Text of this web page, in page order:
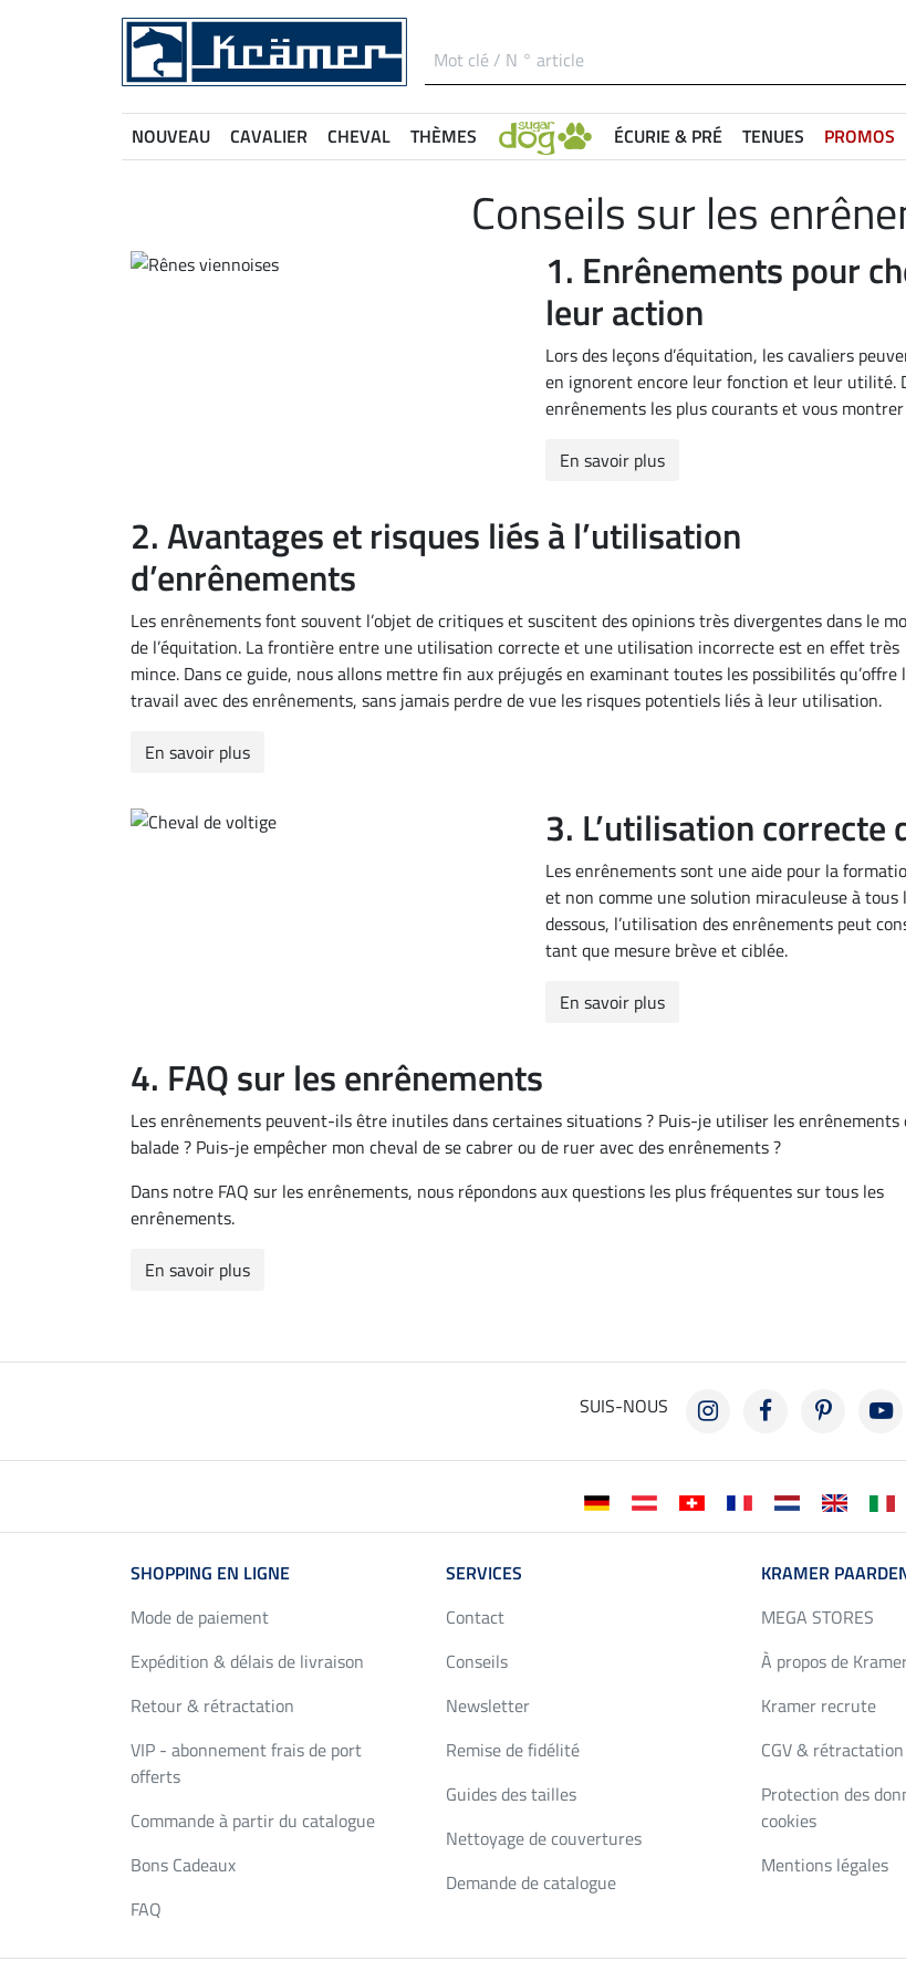
NOUVEAU CAVALIER CHEVAL THÈMES ÉCURIE & PRÉ TENUES PROMOS
Conseils sur les
1. Enrênements pour
leur action
Lors des leçons d’équitation, les cavaliers
en ignorent encore leur fonction et leur utilité.
enrênements les plus courants et vous
En savoir plus
2. Avantages et risques liés à l’utilisation
d’enrênements
Les enrênements font souvent l’objet de critiques et suscitent des opinions très divergentes dans le
de l’équitation. La frontière entre une utilisation correcte et une utilisation incorrecte est en effet très
mince. Dans ce guide, nous allons mettre fin aux préjugés en examinant toutes les possibilités qu’offre
travail avec des enrênements, sans jamais perdre de vue les risques potentiels liés à leur utilisation.
En savoir plus
3. L’utilisation correcte
Les enrênements sont une aide pour la
et non comme une solution miraculeuse à tous
dessous, l’utilisation des enrênements peut
tant que mesure brève et ciblée.
En savoir plus
4. FAQ sur les enrênements
Les enrênements peuvent-ils être inutiles dans certaines situations ? Puis-je utiliser les enrênements
balade ? Puis-je empêcher mon cheval de se cabrer ou de ruer avec des enrênements ?
Dans notre FAQ sur les enrênements, nous répondons aux questions les plus fréquentes sur tous les
enrênements.
En savoir plus
SUIS-NOUS
SHOPPING EN LIGNE
Mode de paiement
Expédition & délais de livraison
Retour & rétractation
VIP - abonnement frais de port
offerts
Commande à partir du catalogue
Bons Cadeaux
FAQ
SERVICES
Contact
Conseils
Newsletter
Remise de fidélité
Guides des tailles
Nettoyage de couvertures
Demande de catalogue
KRAMER
MEGA STORES
À propos de
Kramer recrute
CGV & rétractation
Protection des
cookies
Mentions légales